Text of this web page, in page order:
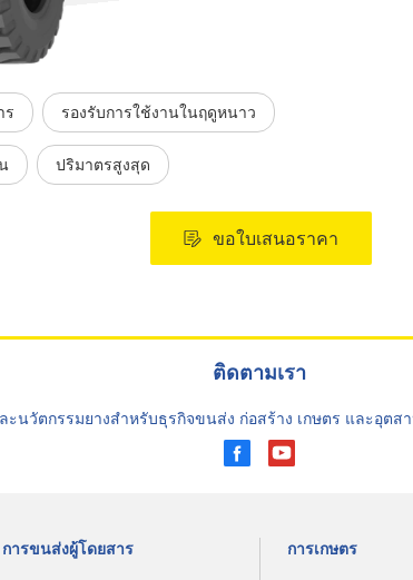
ร รองรับการใช้งานในฤดูหนาว
ปริมาตรสูงสุด
ขอใบเสนอราคา
ติดตามเรา
นวัตกรรมยางสำหรับธุรกิจขนส่ง ก่อสร้าง เกษตร และอุตส
การขนส่งผู้โดยสาร การเกษตร